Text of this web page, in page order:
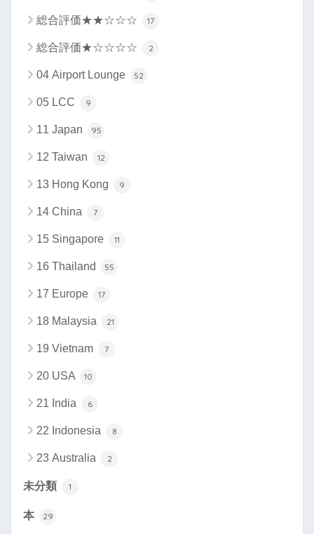
総合評価★★☆☆☆ 17
総合評価★☆☆☆☆ 2
04 Airport Lounge 52
05 LCC 9
11 Japan 95
12 Taiwan 12
13 Hong Kong 9
14 China 7
15 Singapore 11
16 Thailand 55
17 Europe 17
18 Malaysia 21
19 Vietnam 7
20 USA 10
21 India 6
22 Indonesia 8
23 Australia 2
未分類 1
本 29